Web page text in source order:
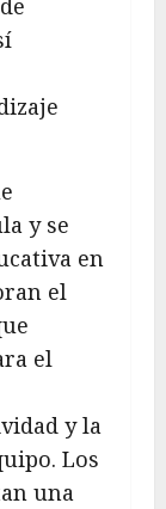
y se
en
el
el
y la
Los
una